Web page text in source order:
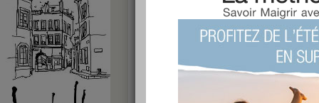
Blog de dudul